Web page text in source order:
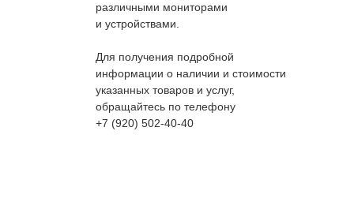
различными мониторами
и устройствами.
Для получения подробной
информации о наличии и стоимости
указанных товаров и услуг,
обращайтесь по телефону
+7 (920) 502-40-40